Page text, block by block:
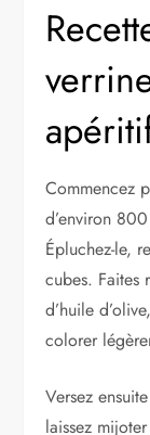
Commencez
d’environ
Épluchez-le,
cubes. Faites
d’huile
colorer
Versez
laissez